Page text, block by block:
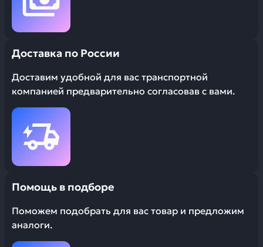
Доставка по России
Доставим удобной для вас транспортной
компанией предварительно согласовав с вами.
Помощь в подборе
Поможем подобрать для вас товар и предложим
аналоги.